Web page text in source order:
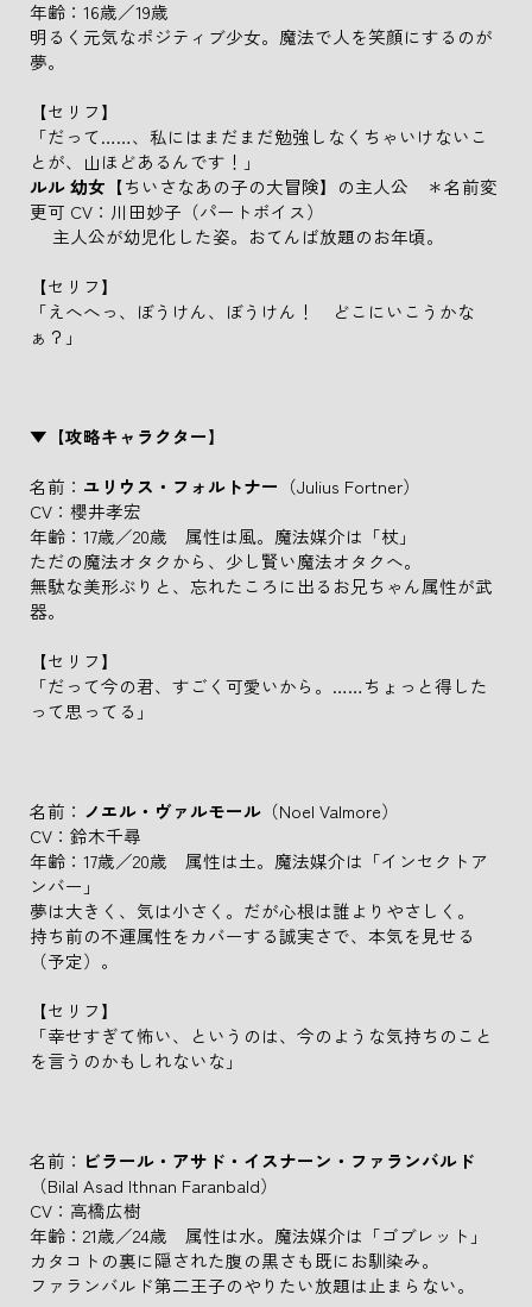
年齢：16歳／19歳
明るく元気なポジティブ少女。魔法で人を笑顔にするのが
夢。
【セリフ】
「だって……、私にはまだまだ勉強しなくちゃいけないこ
とが、山ほどあるんです！」
ルル 幼女 【ちいさなあの子の大冒険】の主人公 ＊名前変
更可 CV：川田妙子（パートボイス）
主人公が幼児化した姿。おてんば放題のお年頃。
【セリフ】
「えへへっ、ぼうけん、ぼうけん！ どこにいこうかな
ぁ？」
▼【攻略キャラクター】
名前： ユリウス・フォルトナー （Julius Fortner）
CV：櫻井孝宏
年齢：17歳／20歳 属性は風。魔法媒介は「杖」
ただの魔法オタクから、少し賢い魔法オタクへ。
無駄な美形ぶりと、忘れたころに出るお兄ちゃん属性が武
器。
【セリフ】
「だって今の君、すごく可愛いから。……ちょっと得した
って思ってる」
名前： ノエル・ヴァルモール（Noel Valmore）
CV：鈴木千尋
年齢：17歳／20歳 属性は土。魔法媒介は「インセクトア
ンバー」
夢は大きく、気は小さく。だが心根は誰よりやさしく。
持ち前の不運属性をカバーする誠実さで、本気を見せる
（予定）。
【セリフ】
「幸せすぎて怖い、というのは、今のような気持ちのこと
を言うのかもしれないな」
名前： ビラール・アサド・イスナーン・ファランバルド
（Bilal Asad Ithnan Faranbald）
CV：高橋広樹
年齢：21歳／24歳 属性は水。魔法媒介は「ゴブレット」
カタコトの裏に隠された腹の黒さも既にお馴染み。
ファランバルド第二王子のやりたい放題は止まらない。